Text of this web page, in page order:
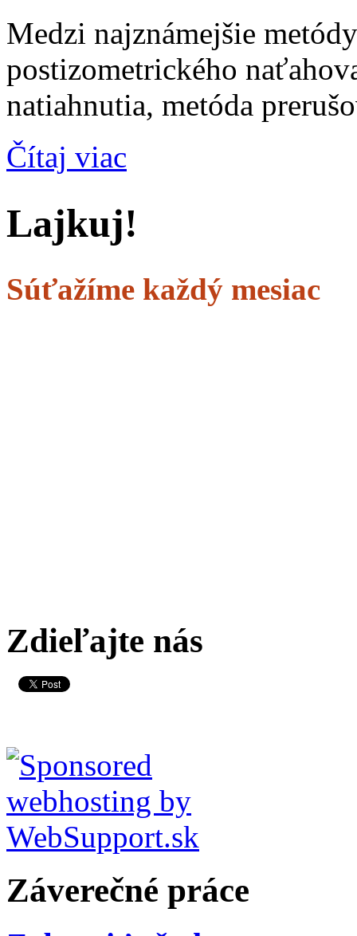
Medzi najznámejšie
postizometrického
natiahnutia, metóda
Čítaj viac
Lajkuj!
Súťažíme každý mesiac
Zdieľajte nás
Záverečné práce